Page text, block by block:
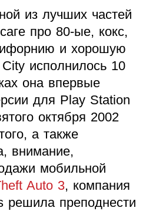
из лучших частей
про 80-ые, кокс,
и хорошую
исполнилось 10
она впервые
для Play Station
октября 2002
а также
внимание,
мобильной
Auto 3, компания
решила преподнести